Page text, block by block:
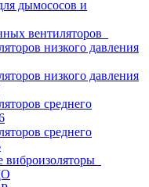
дымососов и
вентиляторов
низкого давления
низкого давления
среднего
среднего